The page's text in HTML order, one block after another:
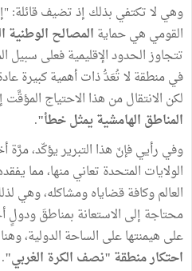
وهي لا تكتفي بذلك إذ تضيف قائلة:
القومي هي حماية المصالح الوطنية
تتجاوز الحدود الإقليمية فعلى
في منطقة لا تُعَدُّ ذات أهمية كبيرة
لكن الانتقال من هذا الاحتياج المؤقَّت
المناطق الهامشية يمثل خطأ".
وفي رأيي فإنّ هذا التبرير يؤكّد، مرَّة
الولايات المتحدة تعاني منها، مما
العالم وكافة قضاياه ومشاكله، وهي
محتاجة إلى الاستعانة بمناطقَ
على هيمنتها على الساحة الدولية،
احتكار منطقة "نصف الكرة الغربي".